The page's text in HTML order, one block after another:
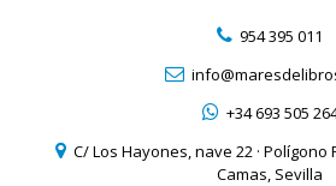
954 395 011
+34 693 505
C/ Los Hayones, nave 22 ·
Camas, Sevilla